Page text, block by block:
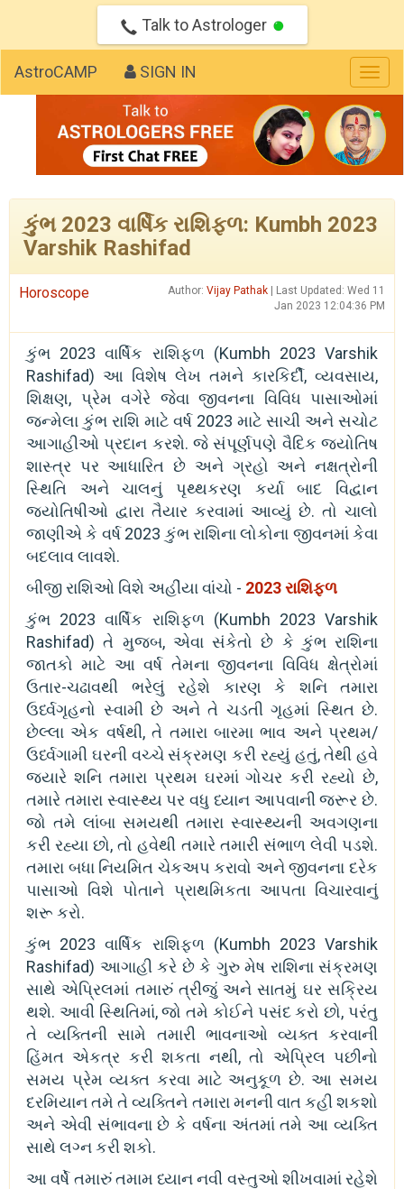
Talk to Astrologer
AstroCAMP SIGN IN
કુંભ 2023 વાર્ષિક રાશિફળ: Kumbh 2023
Varshik Rashifad
Horoscope Author: Vijay Pathak| Last Updated: Wed 11
Jan 2023 12:04:36 PM
કુંભ 2023 વાર્ષિક રાશિફળ (Kumbh 2023 Varshik
Rashifad) આ વિશેષ લેખ તમને કારકિર્દી, વ્યવસાય,
શિક્ષણ, પ્રેમ વગેરે જેવા જીવનના વિવિધ પાસાઓમાં
જન્મેલા કુંભ રાશિ માટે વર્ષ 2023 માટે સાચી અને સચોટ
આગાહીઓ પ્રદાન કરશે. જે સંપૂર્ણપણે વૈદિક જ્યોતિષ
શાસ્ત્ર પર આધારિત છે અને ગ્રહો અને નક્ષત્રોની
સ્થિતિ અને ચાલનું પૃથ્થકરણ કર્યા બાદ વિદ્વાન
જ્યોતિષીઓ દ્વારા તૈયાર કરવામાં આવ્યું છે. તો ચાલો
જાણીએ કે વર્ષ 2023 કુંભ રાશિના લોકોના જીવનમાં કેવા
બદલાવ લાવશે.
બીજી રાશિઓ વિશે અહીંયા વાંચો - 2023 રાશિફળ
કુંભ 2023 વાર્ષિક રાશિફળ (Kumbh 2023 Varshik
Rashifad) તે મુજબ, એવા સંકેતો છે કે કુંભ રાશિના
જાતકો માટે આ વર્ષ તેમના જીવનના વિવિધ ક્ષેત્રોમાં
ઉતાર-ચઢાવથી ભરેલું રહેશે કારણ કે શનિ તમારા
ઉર્ધ્વગૃહનો સ્વામી છે અને તે ચડતી ગૃહમાં સ્થિત છે.
છેલ્લા એક વર્ષથી, તે તમારા બારમા ભાવ અને પ્રથમ/
ઉર્ધ્વગામી ઘરની વચ્ચે સંક્રમણ કરી રહ્યું હતું, તેથી હવે
જ્યારે શનિ તમારા પ્રથમ ઘરમાં ગોચર કરી રહ્યો છે,
તમારે તમારા સ્વાસ્થ્ય પર વધુ ધ્યાન આપવાની જરૂર છે.
જો તમે લાંબા સમયથી તમારા સ્વાસ્થ્યની અવગણના
કરી રહ્યા છો, તો હવેથી તમારે તમારી સંભાળ લેવી પડશે.
તમારા બધા નિયમિત ચેકઅપ કરાવો અને જીવનના દરેક
પાસાઓ વિશે પોતાને પ્રાથમિકતા આપતા વિચારવાનું
શરૂ કરો.
કુંભ 2023 વાર્ષિક રાશિફળ (Kumbh 2023 Varshik
Rashifad) આગાહી કરે છે કે ગુરુ મેષ રાશિના સંક્રમણ
સાથે એપ્રિલમાં તમારું ત્રીજું અને સાતમું ઘર સક્રિય
થશે. આવી સ્થિતિમાં, જો તમે કોઈને પસંદ કરો છો, પરંતુ
તે વ્યક્તિની સામે તમારી ભાવનાઓ વ્યક્ત કરવાની
હિંમત એકત્ર કરી શકતા નથી, તો એપ્રિલ પછીનો
સમય પ્રેમ વ્યક્ત કરવા માટે અનુકૂળ છે. આ સમય
દરમિયાન તમે તે વ્યક્તિને તમારા મનની વાત કહી શકશો
અને એવી સંભાવના છે કે વર્ષના અંતમાં તમે આ વ્યક્તિ
સાથે લગ્ન કરી શકો.
આ વર્ષે તમારું તમામ ધ્યાન નવી વસ્તુઓ શીખવામાં રહેશે